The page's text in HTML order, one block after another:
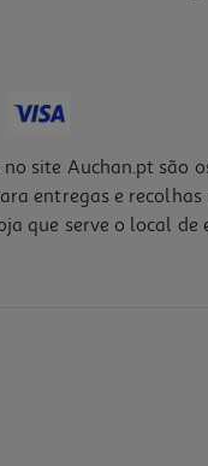
site Auchan.pt são
entregas e
que serve o local